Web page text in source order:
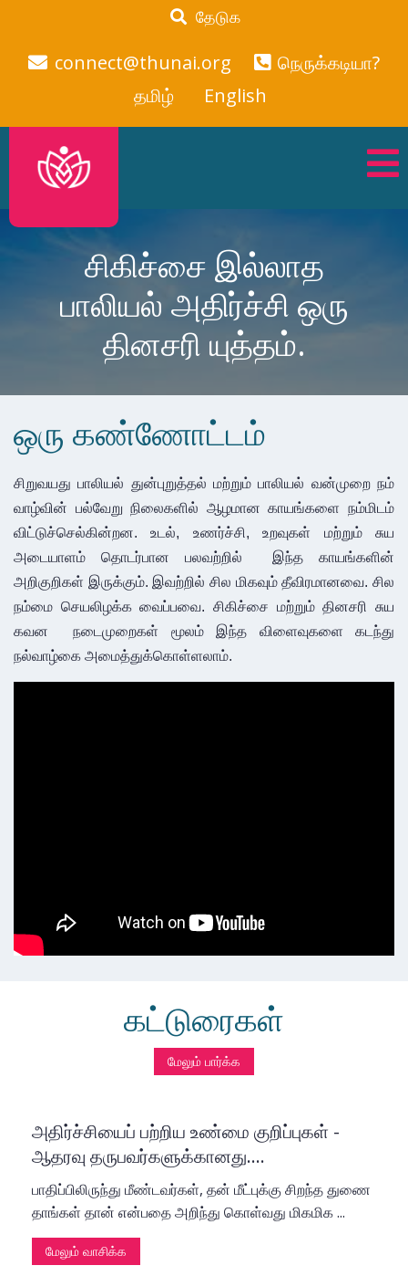
தேடுக
connect@thunai.org
நெருக்கடியா?
தமிழ்
English
சிகிச்சை இல்லாத
பாலியல் அதிர்ச்சி ஒரு
தினசரி யுத்தம்.
ஒரு கண்ணோட்டம்
சிறுவயது பாலியல் துன்புறுத்தல் மற்றும் பாலியல் வன்முறை நம்
வாழ்வின் பல்வேறு நிலைகளில் ஆழமான காயங்களை நம்மிடம்
விட்டுச்செல்கின்றன. உடல், உணர்ச்சி, உறவுகள் மற்றும் சுய
அடையாளம் தொடர்பான பலவற்றில்  இந்த காயங்களின்
அறிகுறிகள் இருக்கும். இவற்றில் சில மிகவும் தீவிரமானவை. சில
நம்மை செயலிழக்க வைப்பவை. சிகிச்சை மற்றும் தினசரி சுய
கவன  நடைமுறைகள் மூலம் இந்த விளைவுகளை கடந்து
நல்வாழ்கை அமைத்துக்கொள்ளலாம்.
கட்டுரைகள்
மேலும் பார்க்க
அதிர்ச்சியைப் பற்றிய உண்மை குறிப்புகள் -
ஆதரவு தருபவர்களுக்கானது....
பாதிப்பிலிருந்து மீண்டவர்கள், தன் மீட்புக்கு சிறந்த துணை
தாங்கள் தான் என்பதை அறிந்து கொள்வது மிகமிக ...
மேலும் வாசிக்க